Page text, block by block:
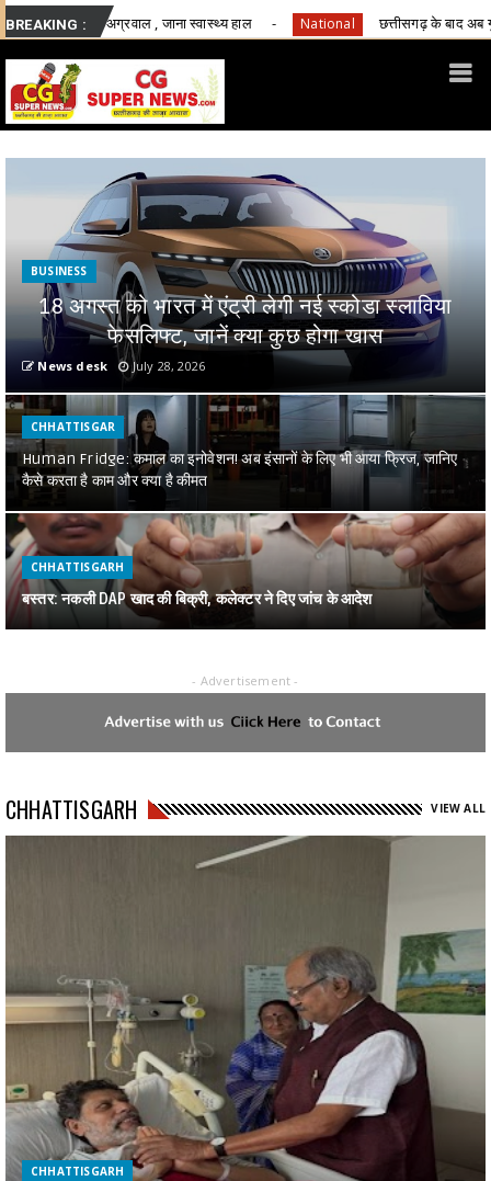
BREAKING :
स्वास्थ्य हाल National छत्तीसगढ़ के बाद अब गुजरात में एनालॉग पनीर, चीज़
BUSINESS
18 अगस्त को भारत में एंट्री लेगी नई स्कोडा स्लाविया
फेसलिफ्ट, जानें क्या कुछ होगा खास
News desk July 28, 2026
CHHATTISGAR
Human Fridge: कमाल का इनोवेशन! अब इंसानों के लिए भी आया फ्रिज, जानिए
कैसे करता है काम और क्या है कीमत
CHHATTISGARH
बस्तर: नकली DAP खाद की बिक्री, कलेक्टर ने दिए जांच के आदेश
जगदलपुर में पकड़ाया 1 करोड़ का गांजा
रायपुर : स्वेच्छानुदान मद से सुदूर वनांचल स्थित स्वामी आत्मानंद स्कूल, मांझीगुडा को
10 कंप्यूटर प्रदत्त
- Advertisement -
CHHATTISGARH VIEW ALL
CHHATTISGARH